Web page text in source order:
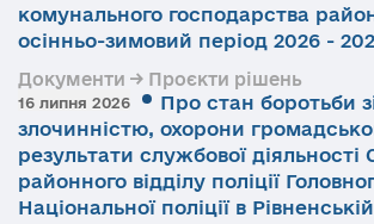
комунального господарства
осінньо-зимовий період 2026 -
Документи → Проєкти рішень
16 липня 2026
Про стан боротьби
злочинністю, охорони
результати службової діяльності
районного відділу поліції
Національної поліції в